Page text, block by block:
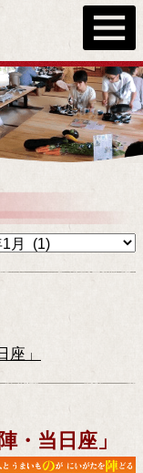
」
・当日座」